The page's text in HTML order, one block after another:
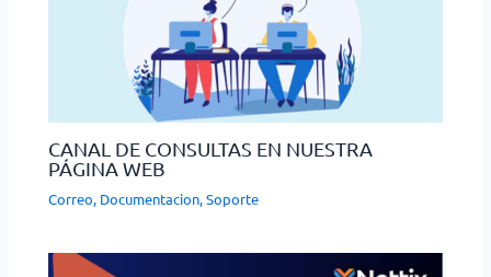
CANAL DE CONSULTAS EN NUESTRA
PÁGINA WEB
Correo, Documentacion,Soporte